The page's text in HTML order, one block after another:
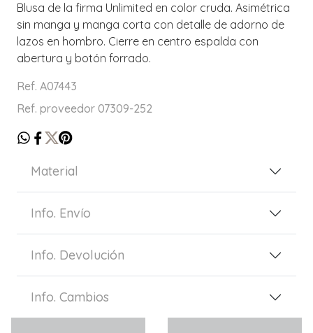
Blusa de la firma Unlimited en color cruda. Asimétrica
sin manga y manga corta con detalle de adorno de
lazos en hombro. Cierre en centro espalda con
abertura y botón forrado.
Ref. A07443
Ref. proveedor 07309-252
Material
Info. Envío
Info. Devolución
Info. Cambios